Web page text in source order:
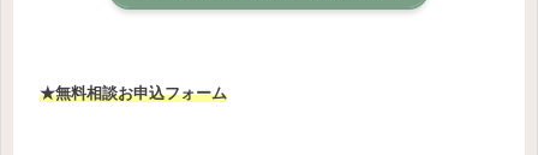
★無料相談お申込フォーム